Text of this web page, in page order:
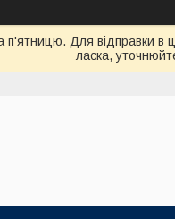
Для відправки в
ласка,